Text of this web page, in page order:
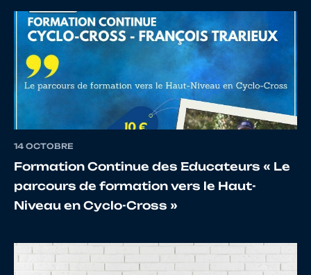
7 10066725472 DURIF
8 10133731658 BEYSSAC Jules
9 10100795209 BOREL Leny
14 OCTOBRE
Formation Continue des Educateurs « Le
parcours de formation vers le Haut-
Niveau en Cyclo-Cross »